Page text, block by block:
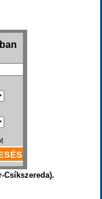
Csíkszereda).